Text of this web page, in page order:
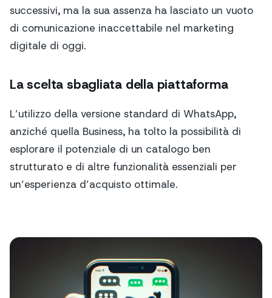
successivi, ma la sua assenza ha lasciato un vuoto
di comunicazione inaccettabile nel marketing
digitale di oggi.
La scelta sbagliata della piattaforma
L’utilizzo della versione standard di WhatsApp,
anziché quella Business, ha tolto la possibilità di
esplorare il potenziale di un catalogo ben
strutturato e di altre funzionalità essenziali per
un’esperienza d’acquisto ottimale.